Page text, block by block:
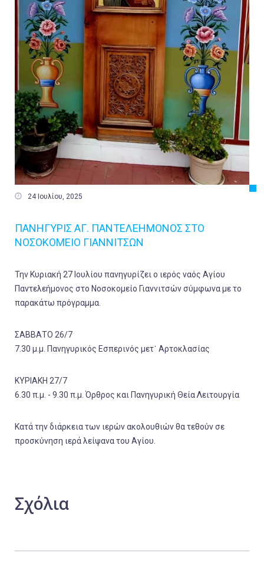
 24 Ιουλίου, 2025
ΠΑΝΗΓΥΡΙΣ ΑΓ. ΠΑΝΤΕΛΕΗΜΟΝΟΣ ΣΤΟ
ΝΟΣΟΚΟΜΕΙΟ ΓΙΑΝΝΙΤΣΩΝ
Την Κυριακή 27 Ιουλίου πανηγυρίζει ο ιερός ναός Αγίου
Παντελεήμονος στο Νοσοκομείο Γιαννιτσών σύμφωνα με το
παρακάτω πρόγραμμα.
ΣΑΒΒΑΤΟ 26/7
7.30 μ.μ. Πανηγυρικός Εσπερινός μετ᾿ Αρτοκλασίας
ΚΥΡΙΑΚΗ 27/7
6.30 π.μ. - 9.30 π.μ. Όρθρος και Πανηγυρική Θεία Λειτουργία
Κατά την διάρκεια των ιερών ακολουθιών θα τεθούν σε
προσκύνηση ιερά λείψανα του Αγίου.
Σχόλια